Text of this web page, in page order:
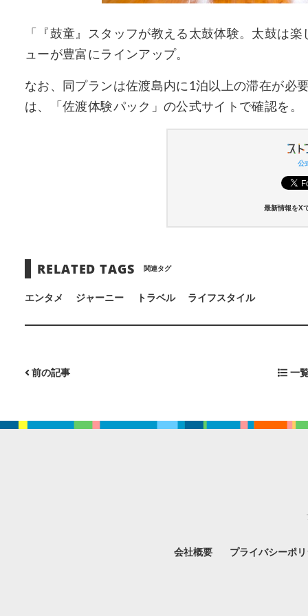
「『鼓童』スタッフが教える太鼓体験。太鼓は
ューが豊富にラインアップ。
なお、同プランは佐渡島内に1泊以上の滞在が必
は、「佐渡体験パック」の公式サイトで確認を。
公
最新情報をX
RELATED TAGS 関連タグ
エンタメ ジャーニー トラベル ライフスタイル
前の記事 一
会社概要 プライバシーポ